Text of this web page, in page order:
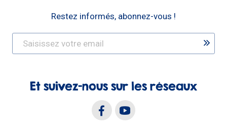
Restez informés, abonnez-vous !
Et suivez-nous sur les réseaux